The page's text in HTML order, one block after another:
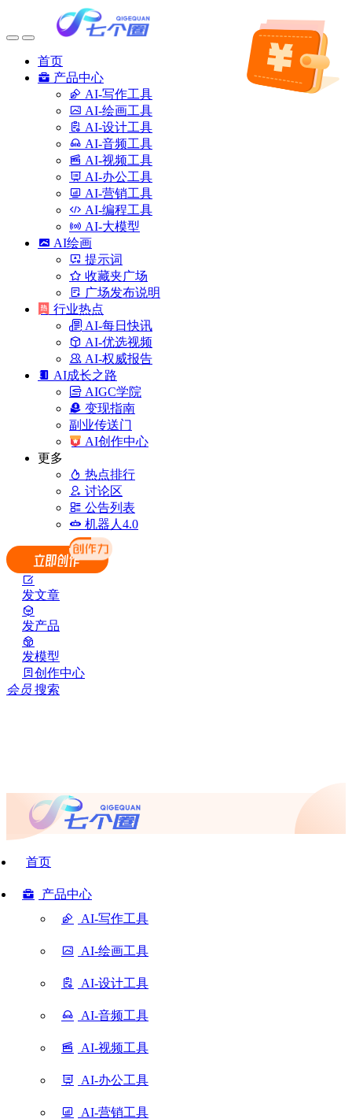
首页
产品中心
AI-写作工具
AI-绘画工具
AI-设计工具
AI-音频工具
AI-视频工具
AI-办公工具
AI-营销工具
AI-编程工具
AI-大模型
AI绘画
提示词
收藏夹广场
广场发布说明
行业热点
AI-每日快讯
AI-优选视频
AI-权威报告
AI成长之路
AIGC学院
变现指南
副业传送门
AI创作中心
更多
热点排行
讨论区
公告列表
机器人4.0
发文章
发产品
发模型
创作中心
会员 搜索
首页
产品中心
AI-写作工具
AI-绘画工具
AI-设计工具
AI-音频工具
AI-视频工具
AI-办公工具
AI-营销工具